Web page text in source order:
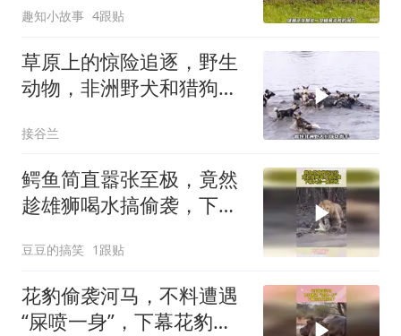
趣知小故事 4跟贴
草原上的惊险追逐，野生
动物，非洲野犬和猎狗大
接谷兰
鳄鱼简直嚣张至极，竟然
趁雄狮喝水搞偷袭，下幕
豆豆的搞笑 1跟贴
花豹偷袭河马，不料遭遇
“屎喷一身”，下幕花豹反